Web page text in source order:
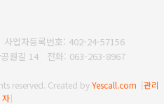
사업자등록번호: 402-24-57156
원길 14 전화: 063-263-8967
reserved. Created byYescall.com [관리
자]